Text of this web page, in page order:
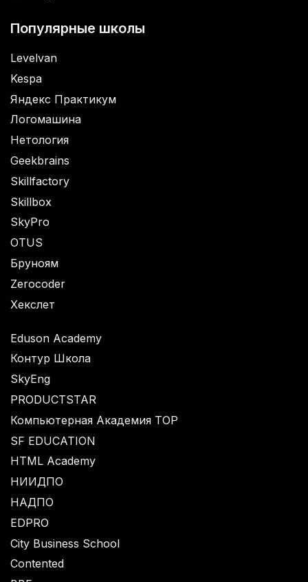
Популярные школы
Levelvan
Kespa
Яндекс Практикум
Логомашина
Нетология
Geekbrains
Skillfactory
Skillbox
SkyPro
OTUS
Бруноям
Zerocoder
Хекслет
Eduson Academy
Контур Школа
SkyEng
PRODUCTSTAR
Компьютерная Академия TOP
SF EDUCATION
HTML Academy
НИИДПО
НАДПО
EDPRO
City Business School
Contented